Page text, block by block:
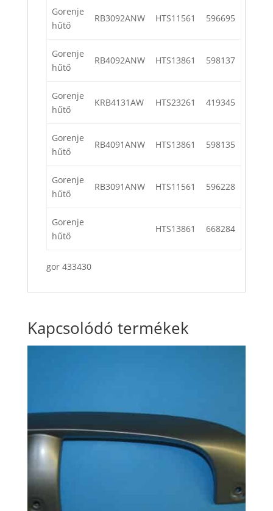
Gorenje
hűtő
RB3092ANW HTS11561 596695
Gorenje
hűtő
RB4092ANW HTS13861 598137
Gorenje
hűtő
KRB4131AW HTS23261 419345
Gorenje
hűtő
RB4091ANW HTS13861 598135
Gorenje
hűtő
RB3091ANW HTS11561 596228
Gorenje
hűtő
HTS13861 668284
gor 433430
Kapcsolódó termékek